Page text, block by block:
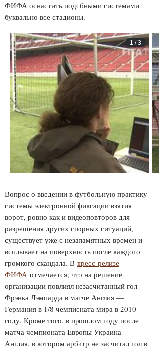
ФИФА оснастить подобными системами
буквально все стадионы.
1 /3
Вопрос о введении в футбольную практику
системы электронной фиксации взятия
ворот, ровно как и видеоповторов для
разрешения других спорных ситуаций,
существует уже с незапамятных времен и
всплывает на поверхность после каждого
громкого скандала. В пресс-релизе
ФИФА отмечается, что на решение
организации повлиял незасчитанный гол
Фрэнка Лэмпарда в матче Англия —
Германия в 1/8 чемпионата мира в 2010
году. Кроме того, в прошлом году после
матча чемпионата Европы Украина —
Англия, в котором арбитр не засчитал гол в